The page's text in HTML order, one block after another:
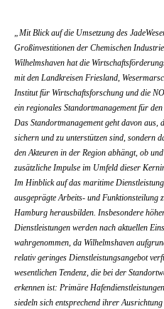
„Mit Blick auf die Umsetzung des
Großinvestitionen der Chemischen
Wilhelmshaven hat die
mit den Landkreisen Friesland,
Institut für Wirtschaftsforschung und die
ein regionales Standortmanagement für
Das Standortmanagement geht davon aus,
sichern und zu unterstützen sind, sondern
den Akteuren in der Region abhängt, ob
zusätzliche Impulse im Umfeld dieser
Im Hinblick auf das maritime
ausgeprägte Arbeits- und Funktionsteilung
Hamburg herausbilden. Insbesondere
Dienstleistungen werden nach aktuellen
wahrgenommen, da Wilhelmshaven
relativ geringes Dienstleistungsangebot
wesentlichen Tendenz, die bei der
erkennen ist: Primäre
siedeln sich entsprechend ihrer